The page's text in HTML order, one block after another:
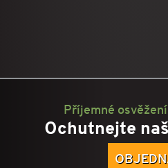
Příjemné
Ochutnejte